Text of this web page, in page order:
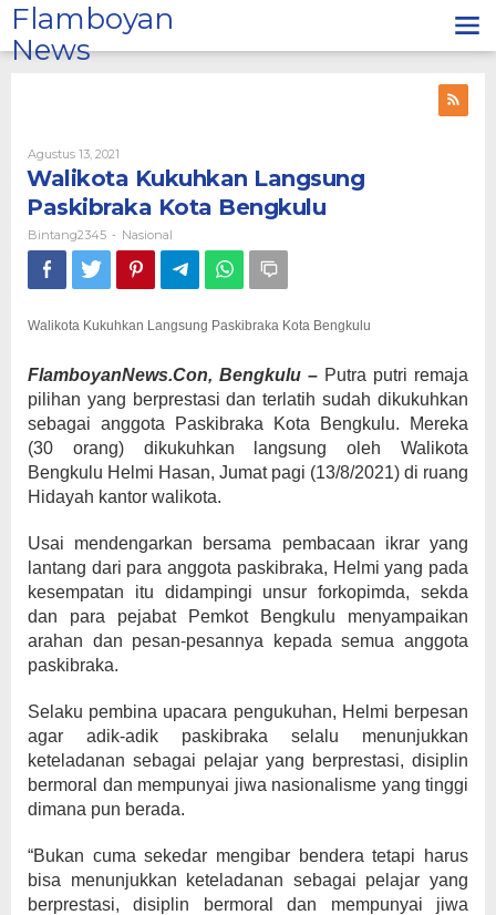
Lewati
ke
konten
Flamboyan
News
Agustus 13, 2021
Bintang2345
Walikota Kukuhkan Langsung
Paskibraka Kota Bengkulu
Bintang2345 - Nasional
Walikota Kukuhkan Langsung Paskibraka Kota Bengkulu
FlamboyanNews.Con, Bengkulu – Putra putri remaja
pilihan yang berprestasi dan terlatih sudah dikukuhkan
sebagai anggota Paskibraka Kota Bengkulu. Mereka
(30 orang) dikukuhkan langsung oleh Walikota
Bengkulu Helmi Hasan, Jumat pagi (13/8/2021) di ruang
Hidayah kantor walikota.
Usai mendengarkan bersama pembacaan ikrar yang
lantang dari para anggota paskibraka, Helmi yang pada
kesempatan itu didampingi unsur forkopimda, sekda
dan para pejabat Pemkot Bengkulu menyampaikan
arahan dan pesan-pesannya kepada semua anggota
paskibraka.
Selaku pembina upacara pengukuhan, Helmi berpesan
agar adik-adik paskibraka selalu menunjukkan
keteladanan sebagai pelajar yang berprestasi, disiplin
bermoral dan mempunyai jiwa nasionalisme yang tinggi
dimana pun berada.
“Bukan cuma sekedar mengibar bendera tetapi harus
bisa menunjukkan keteladanan sebagai pelajar yang
berprestasi, disiplin bermoral dan mempunyai jiwa